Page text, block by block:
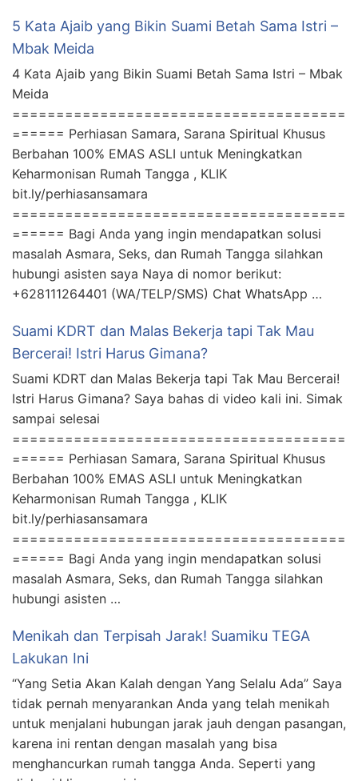
5 Kata Ajaib yang Bikin Suami Betah Sama Istri –
Mbak Meida
4 Kata Ajaib yang Bikin Suami Betah Sama Istri – Mbak
Meida
======================================
====== Perhiasan Samara, Sarana Spiritual Khusus
Berbahan 100% EMAS ASLI untuk Meningkatkan
Keharmonisan Rumah Tangga , KLIK
bit.ly/perhiasansamara
======================================
====== Bagi Anda yang ingin mendapatkan solusi
masalah Asmara, Seks, dan Rumah Tangga silahkan
hubungi asisten saya Naya di nomor berikut:
+628111264401 (WA/TELP/SMS) Chat WhatsApp …
Suami KDRT dan Malas Bekerja tapi Tak Mau
Bercerai! Istri Harus Gimana?
Suami KDRT dan Malas Bekerja tapi Tak Mau Bercerai!
Istri Harus Gimana? Saya bahas di video kali ini. Simak
sampai selesai
======================================
====== Perhiasan Samara, Sarana Spiritual Khusus
Berbahan 100% EMAS ASLI untuk Meningkatkan
Keharmonisan Rumah Tangga , KLIK
bit.ly/perhiasansamara
======================================
====== Bagi Anda yang ingin mendapatkan solusi
masalah Asmara, Seks, dan Rumah Tangga silahkan
hubungi asisten …
Menikah dan Terpisah Jarak! Suamiku TEGA
Lakukan Ini
“Yang Setia Akan Kalah dengan Yang Selalu Ada” Saya
tidak pernah menyarankan Anda yang telah menikah
untuk menjalani hubungan jarak jauh dengan pasangan,
karena ini rentan dengan masalah yang bisa
menghancurkan rumah tangga Anda. Seperti yang